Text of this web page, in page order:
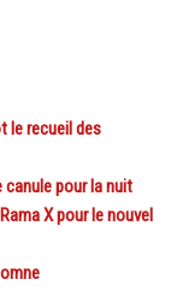
le recueil des
canule pour la nuit
X pour le nouvel